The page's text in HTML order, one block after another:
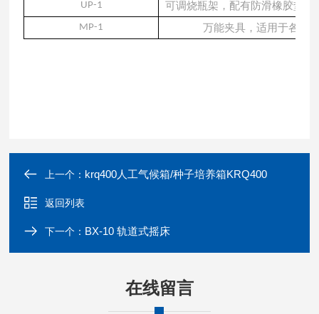
UP-1 可调烧瓶架，配有防滑橡胶垫
MP-1 万能夹具，适用于各种
上一个： krq400人工气候箱/种子培养箱KRQ400
返回列表
下一个： BX-10 轨道式摇床
在线留言